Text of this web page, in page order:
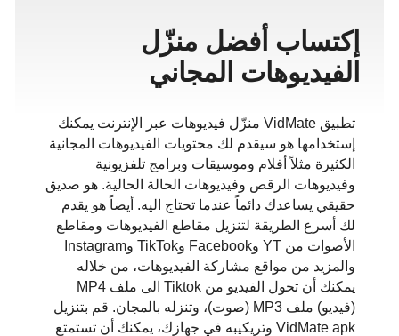
إكتساب أفضل منزّل
الفيديوهات المجاني
تطبيق VidMate منزّل فيديوهات عبر الإنترنت يمكنك
إستخدامها هو سيقدم لك محتويات الفيديوهات المجانية
الكثيرة مثلاً أفلام وموسيقات وبرامج تلفزيونية
وفيديوهات الرقص وفيديوهات الحالة الحالية. هو صديق
حقيقي يساعدك دائماً عندما تحتاج اليه. أيضاً هو يقدم
لك أسرع الطريقة لتنزيل مقاطع الفيديوهات ومقاطع
الأصوات من YT وFacebook وTikTok وInstagram
والمزيد من مواقع مشاركة الفيديوهات، من خلاله
يمكنك أن تحول الفيديو من Tiktok الى ملف MP4
(فيديو) ملف MP3 (صوت)، وتنزله بالمجان. قم بتنزيل
VidMate apk وتريكيبه في جهازك، يمكنك أن تستمتع